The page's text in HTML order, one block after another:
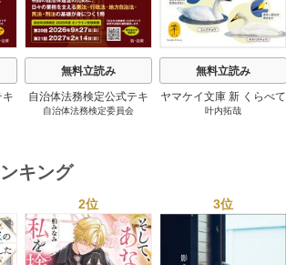
キ
無料立読み
自治体法務検定公式テキ
スト 基本法務編 ２０
自治体法務検定委員会
無料立読み
ヤマケイ文庫 新 くらべて
わかる野鳥300 1巻
叶内拓哉
キング
2位 3位